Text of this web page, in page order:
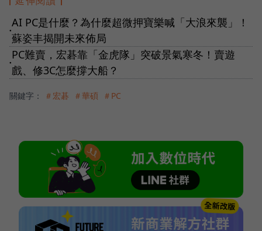
●
AI PC是什麼？為什麼超微押寶樂喊「大浪來襲」！
蘇姿丰揭開未來佈局
●
PC難賣，宏碁靠「金虎隊」突破景氣寒冬！賣遊
戲、修3C怎麼撐大船？
關鍵字： ＃宏碁 ＃華碩 ＃PC